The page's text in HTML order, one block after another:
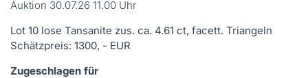
Auktion 30.07.26 11.00 Uhr
Lot 10 lose Tansanite zus. ca. 4.61 ct, facett. Triangeln
Schätzpreis: 1300, - EUR
Zugeschlagen für